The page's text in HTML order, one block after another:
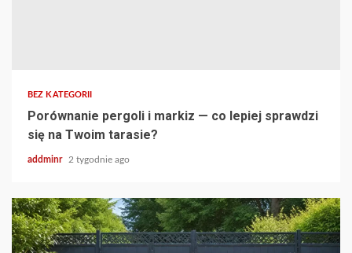
BEZ KATEGORII
Porównanie pergoli i markiz — co lepiej sprawdzi
się na Twoim tarasie?
addminr 2 tygodnie ago